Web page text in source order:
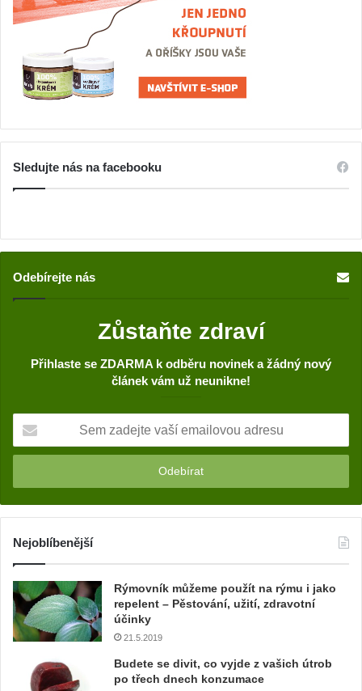
Sledujte nás na facebooku
Odebírejte nás
Zůstaňte zdraví
Přihlaste se ZDARMA k odběru novinek a žádný nový
článek vám už neunikne!
m
a
d
j
v
a
š
í
Nejoblíbenější
Rýmovník můžeme použít na rýmu i jako
repelent – Pěstování, užití, zdravotní
účinky
21.5.2019
Budete se divit, co vyjde z vašich útrob
po třech dnech konzumace